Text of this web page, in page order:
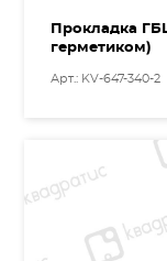
Прокладка
герметиком)
Арт.: KV-647-340-2